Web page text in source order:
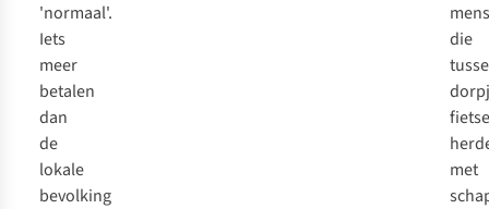
'normaal'.
Iets
meer
betalen
dan
de
lokale
bevolking
die
met